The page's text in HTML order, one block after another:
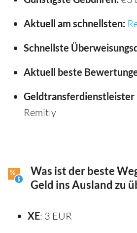
Aktuell am schnellsten:
Schnellste
Aktuell beste
Geldtransferdienstleister
Remitly
Was ist der beste
Geld ins Ausland zu
XE: 3 EUR